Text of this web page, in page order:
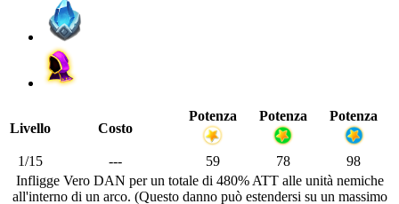
Livello Costo
Potenza Potenza Potenza
1/15 --- 59 78
98
Infligge Vero DAN per un totale di 480% ATT alle unità nemiche
all'interno di un arco. (Questo danno può estendersi su un massimo